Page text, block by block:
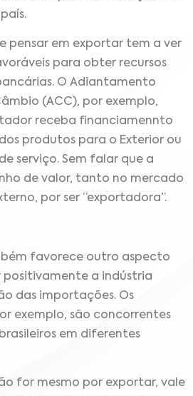
pensar em exportar tem a ver
para obter recursos
O Adiantamento
(ACC), por exemplo,
receba financiamennto
produtos para o Exterior ou
serviço. Sem falar que a
de valor, tanto no mercado
por ser “exportadora”.
favorece outro aspecto
positivamente a indústria
das importações. Os
exemplo, são concorrentes
em diferentes
for mesmo por exportar, vale